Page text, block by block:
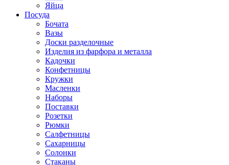
Яйца
Посуда
Бочата
Вазы
Доски разделочные
Изделия из фарфора и металла
Кадочки
Конфетницы
Кружки
Масленки
Наборы
Поставки
Розетки
Рюмки
Салфетницы
Сахарницы
Солонки
Стаканы